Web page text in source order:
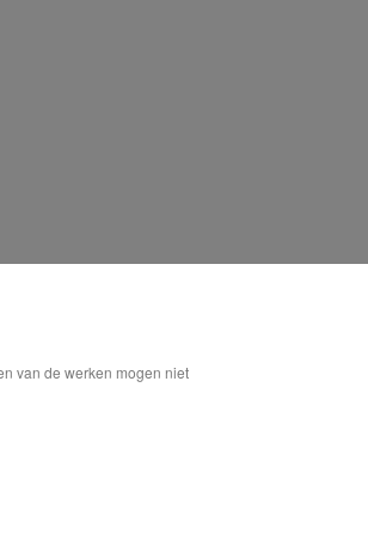
van de werken mogen niet